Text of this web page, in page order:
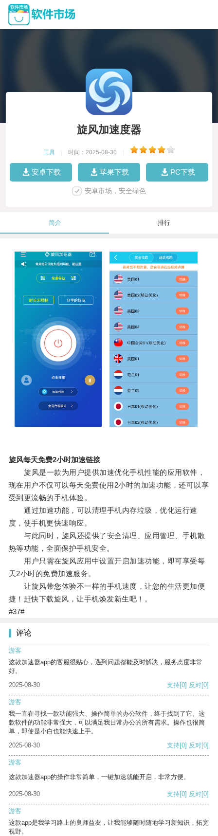
旋风加速度器
工具 时间：2025-08-30
安卓下载 苹果下载 PC下载
安卓市场，安全绿色
简介 排行
旋风每天免费2小时加速链接
旋风是一款为用户提供加速优化手机性能的应用软件，
现在用户不仅可以每天免费使用2小时的加速功能，还可以享
受到更流畅的手机体验。
通过加速功能，可以清理手机内存垃圾，优化运行速
度，使手机更快速响应。
与此同时，旋风还提供了安全清理、应用管理、手机散
热等功能，全面保护手机安全。
用户只需在旋风应用中设置开启加速功能，即可享受每
天2小时的免费加速服务。
让旋风带您体验不一样的手机速度，让您的生活更加便
捷！赶快下载旋风，让手机焕发新生吧！。
#37#
评论
游客
这款加速器app的客服很贴心，遇到问题都能及时解决，服务态度非常
好。
2025-08-30
支持[0] 反对[0]
游客
我一直在寻找一款功能强大、操作简单的办公软件，终于找到了它。这
款软件的功能非常强大，可以满足我日常办公的所有需求。操作也很简
单，即使是小白也能快速上手。
2025-08-30
支持[0] 反对[0]
游客
这款加速器app的操作非常简单，一键加速就能开启，非常方便。
2025-08-30 支持[0] 反对[0]
游客
这款app是我学习路上的良师益友，让我能够随时随地学习新知识，拓宽
视野。